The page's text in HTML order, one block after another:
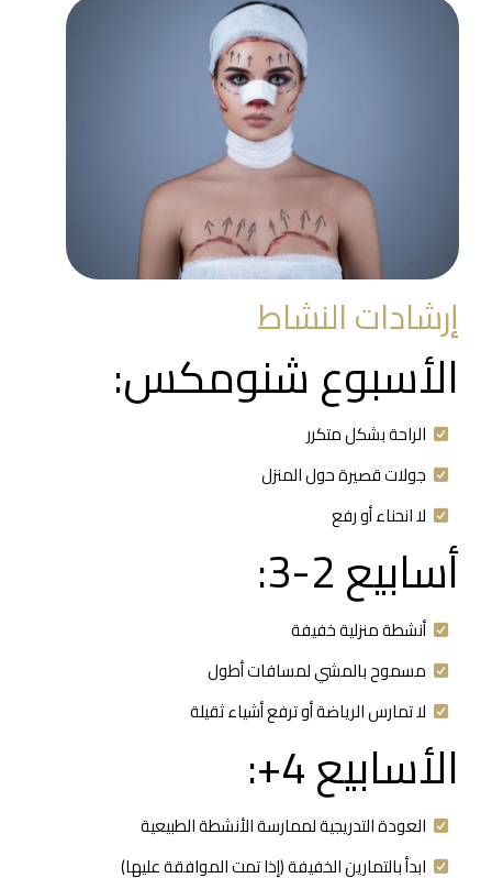
إرشادات النشاط
الأسبوع شنومكس:
الراحة بشكل متكرر
جولات قصيرة حول المنزل
لا انحناء أو رفع
أسابيع 2-3:
أنشطة منزلية خفيفة
مسموح بالمشي لمسافات أطول
لا تمارس الرياضة أو ترفع أشياء ثقيلة
الأسابيع 4+:
العودة التدريجية لممارسة الأنشطة الطبيعية
ابدأ بالتمارين الخفيفة (إذا تمت الموافقة عليها)